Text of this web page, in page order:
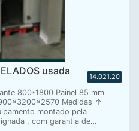
usada
14.021.20
800*1800 Painel 85 mm
Medidas ↑
montado pela
, com garantia de…